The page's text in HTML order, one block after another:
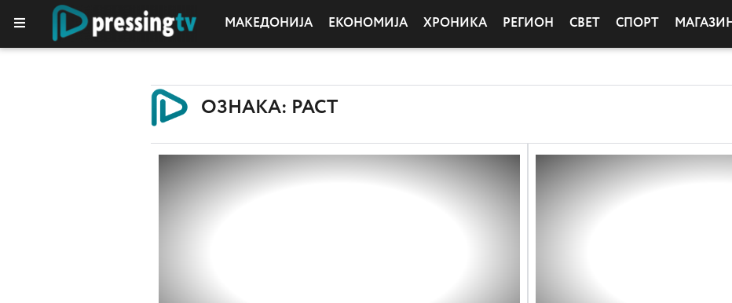
МАКЕДОНИЈА ЕКОНОМИЈА ХРОНИКА РЕГИОН СВЕТ СПОРТ МАГАЗИН
ОЗНАКА: РАСТ